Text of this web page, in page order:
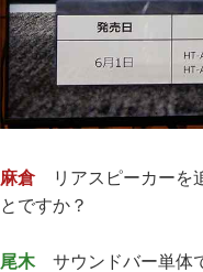
麻倉リアスピーカーを追
とですか？
尾木サウンドバー単体